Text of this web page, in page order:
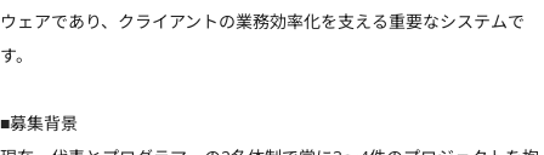
ウェアであり、クライアントの業務効率化を支える重要なシステムで
す。
■募集背景